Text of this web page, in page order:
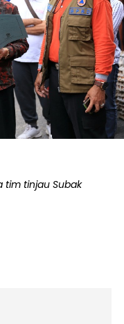
tim tinjau Subak